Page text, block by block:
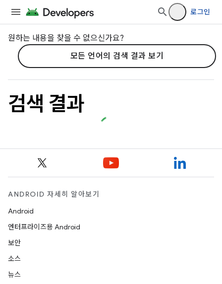
로그인
원하는 내용을 찾을 수 없으신가요?
모든 언어의 검색 결과 보기
검색 결과
ANDROID 자세히 알아보기
Android
엔터프라이즈용 Android
보안
소스
뉴스